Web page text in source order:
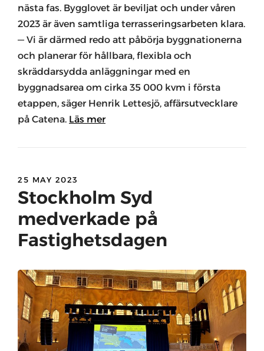
nästa fas. Bygglovet är beviljat och under våren
2023 är även samtliga terrasseringsarbeten klara.
— Vi är därmed redo att påbörja byggnationerna
och planerar för hållbara, flexibla och
skräddarsydda anläggningar med en
byggnadsarea om cirka 35 000 kvm i första
etappen, säger Henrik Lettesjö, affärsutvecklare
på Catena. Läs mer
25 MAY 2023
Stockholm Syd
medverkade på
Fastighetsdagen